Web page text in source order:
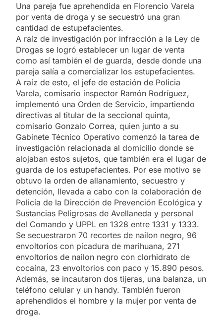
Una pareja fue aprehendida en Florencio Varela
por venta de droga y se secuestró una gran
cantidad de estupefacientes.
A raíz de investigación por infracción a la Ley de
Drogas se logró establecer un lugar de venta
como así también el de guarda, desde donde una
pareja salía a comercializar los estupefacientes.
A raíz de esto, el jefe de estación de Policia
Varela, comisario inspector Ramón Rodríguez,
implementó una Orden de Servicio, impartiendo
directivas al titular de la seccional quinta,
comisario Gonzalo Correa, quien junto a su
Gabinete Técnico Operativo comenzó la tarea de
investigación relacionada al domicilio donde se
alojaban estos sujetos, que también era el lugar de
guarda de los estupefacientes. Por ese motivo se
obtuvo la orden de allanamiento, secuestro y
detención, llevada a cabo con la colaboración de
Policía de la Dirección de Prevención Ecológica y
Sustancias Peligrosas de Avellaneda y personal
del Comando y UPPL en 1328 entre 1331 y 1333.
Se secuestraron 70 recortes de nailon negro, 96
envoltorios con picadura de marihuana, 271
envoltorios de nailon negro con clorhidrato de
cocaína, 23 envoltorios con paco y 15.890 pesos.
Además, se incautaron dos tijeras, una balanza, un
teléfono celular y un handy. También fueron
aprehendidos el hombre y la mujer por venta de
droga.